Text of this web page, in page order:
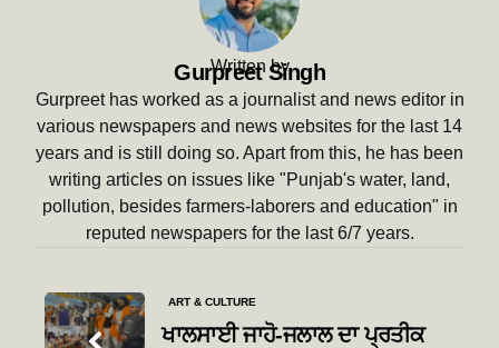
Written by
Gurpreet Singh
Gurpreet has worked as a journalist and news editor in
various newspapers and news websites for the last 14
years and is still doing so. Apart from this, he has been
writing articles on issues like "Punjab's water, land,
pollution, besides farmers-laborers and education" in
reputed newspapers for the last 6/7 years.
Post
navigation
ART & CULTURE
ਖਾਲਸਾਈ ਜਾਹੋ-ਜਲਾਲ ਦਾ ਪ੍ਰਤੀਕ